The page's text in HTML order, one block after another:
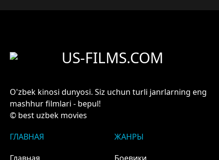
US-FILMS.COM
O'zbek kinosi dunyosi. Siz uchun turli janrlarning eng
mashhur filmlari - bepul!
© best uzbek movies
ГЛАВНАЯ
ЖАНРЫ